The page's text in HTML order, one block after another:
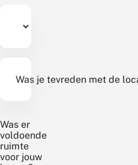
Was je tevreden met de
Was er
voldoende
ruimte
voor jouw